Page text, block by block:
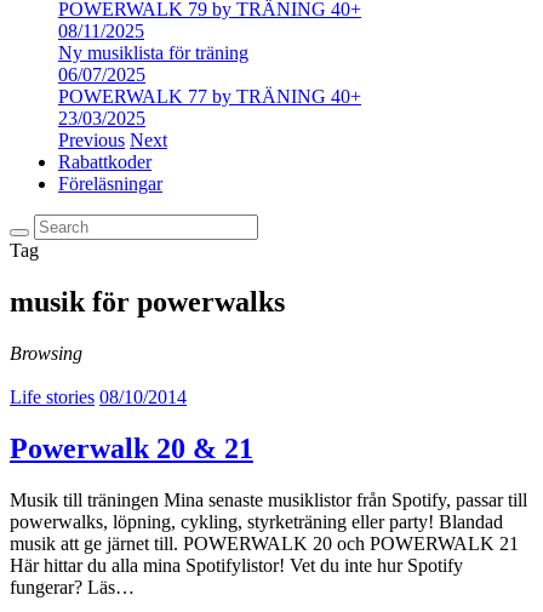
POWERWALK 79 by TRÄNING 40+
08/11/2025
Ny musiklista för träning
06/07/2025
POWERWALK 77 by TRÄNING 40+
23/03/2025
Previous Next
Rabattkoder
Föreläsningar
Tag
musik för powerwalks
Browsing
Life stories 08/10/2014
Powerwalk 20 & 21
Musik till träningen Mina senaste musiklistor från Spotify, passar till
powerwalks, löpning, cykling, styrketräning eller party! Blandad
musik att ge järnet till. POWERWALK 20 och POWERWALK 21
Här hittar du alla mina Spotifylistor! Vet du inte hur Spotify
fungerar? Läs…